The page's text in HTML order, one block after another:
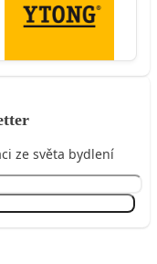
ze světa bydlení